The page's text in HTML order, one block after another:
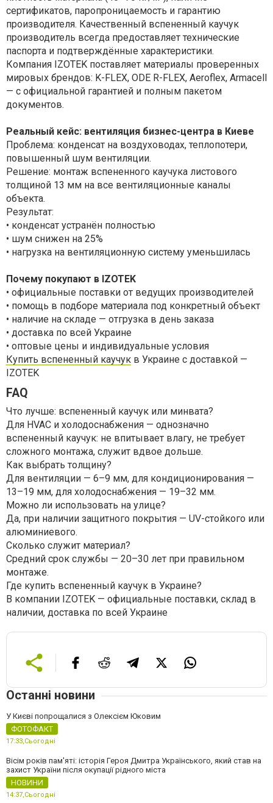
сертификатов, паропроницаемость и гарантию
производителя. Качественный вспененный каучук
производитель всегда предоставляет технические
паспорта и подтверждённые характеристики.
Компания IZOTEK поставляет материалы проверенных
мировых брендов: K-FLEX, ODE R-FLEX, Aeroflex, Armacell
— с официальной гарантией и полным пакетом
документов.
Реальный кейс: вентиляция бизнес-центра в Киеве
Проблема: конденсат на воздуховодах, теплопотери,
повышенный шум вентиляции.
Решение: монтаж вспененного каучука листового
толщиной 13 мм на все вентиляционные каналы
объекта.
Результат:
• конденсат устранён полностью
• шум снижен на 25%
• нагрузка на вентиляционную систему уменьшилась
Почему покупают в IZOTEK
• официальные поставки от ведущих производителей
• помощь в подборе материала под конкретный объект
• наличие на складе — отгрузка в день заказа
• доставка по всей Украине
• оптовые цены и индивидуальные условия
Купить вспененный каучук в Украине с доставкой —
IZOTEK
FAQ
Что лучше: вспененный каучук или минвата?
Для HVAC и холодоснабжения — однозначно
вспененный каучук: не впитывает влагу, не требует
сложного монтажа, служит вдвое дольше.
Как выбрать толщину?
Для вентиляции — 6–9 мм, для кондиционирования —
13–19 мм, для холодоснабжения — 19–32 мм.
Можно ли использовать на улице?
Да, при наличии защитного покрытия — UV-стойкого или
алюминиевого.
Сколько служит материал?
Средний срок службы — 20–30 лет при правильном
монтаже.
Где купить вспененный каучук в Украине?
В компании IZOTEK — официальные поставки, склад в
наличии, доставка по всей Украине
Останні новини
У Києві попрощалися з Олексієм Юковим
ФОТОФАКТ
17:33,Сьогодні
Вісім років пам'яті: історія Героя Дмитра Українського, який став на
захист України після окупації рідного міста
НОВИНИ
14:37,Сьогодні